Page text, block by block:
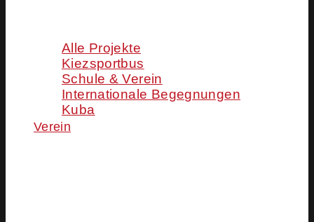
Alle Projekte
Kiezsportbus
Schule & Verein
Internationale Begegnungen
Kuba
Verein